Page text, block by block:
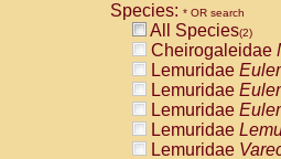
Species: * OR search
All Species(2)
Cheirogaleidae
Lemuridae
Lemuridae
Lemuridae
Lemuridae
Lemuridae